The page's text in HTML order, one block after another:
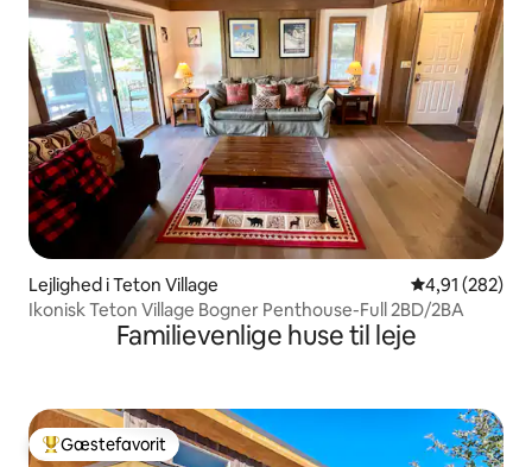
Lejlighed i Teton Village 4,91 ud af 5 i
4,91 (282)
Ikonisk Teton Village Bogner Penthouse-Full 2BD/2BA
Familievenlige huse til leje
Bedste gæstefavorit
Gæstefavorit